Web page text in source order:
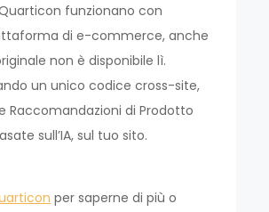
funzionano con
di e-commerce, anche
non è disponibile lì.
un unico codice cross-site,
Raccomandazioni di Prodotto
sull’IA, sul tuo sito.
per saperne di più o